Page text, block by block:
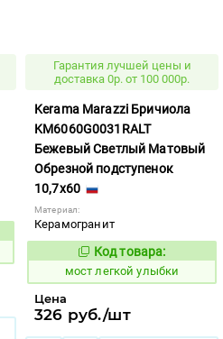
Гарантия лучшей цены и
доставка 0р. от 100 000р.
Kerama Marazzi Бричиола
KM6060G0031RALT
Бежевый Светлый Матовый
Обрезной подступенок
10,7x60
Материал:
Керамогранит
1021236
Код товара:
мост легкой улыбки
Цена
326 руб./шт